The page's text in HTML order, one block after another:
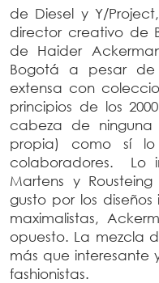
de Diesel y Y/
director creativo de
de Haider
Bogotá a pesar
extensa con
principios de los
cabeza de
propia) como sí lo
colaboradores. Lo
Martens y
gusto por los
maximalistas,
opuesto. La mezcla
más que interesante
fashionistas.